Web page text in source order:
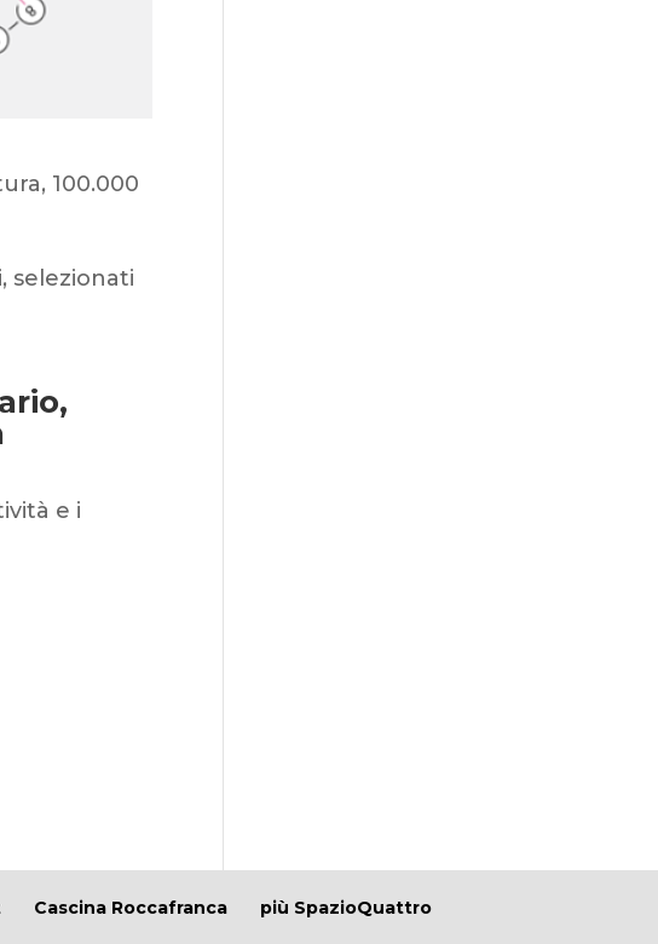
100.000
selezionati
e i
Cascina Roccafranca più SpazioQuattro